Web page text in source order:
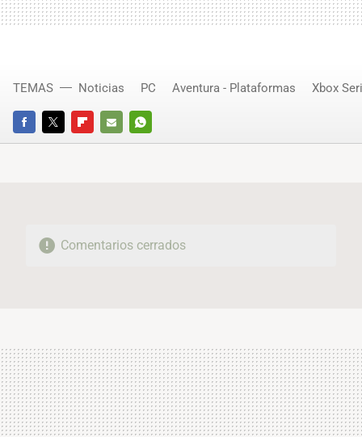
FACEBOOKTWITTERFLIPBOARD
E-
WHATSAPP
TEMAS Noticias PC Aventura - Plataformas Xbox
Comentarios cerrados